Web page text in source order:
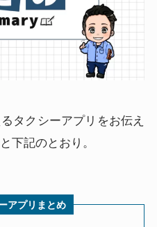
タクシーアプリをお伝え
下記のとおり。
アプリまとめ